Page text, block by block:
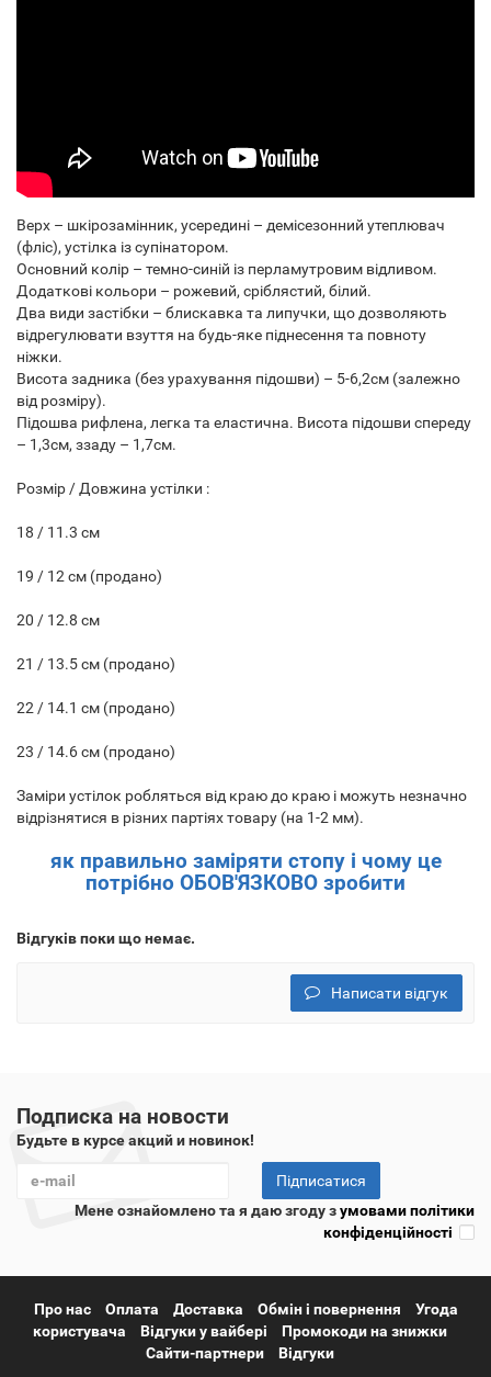
Верх – шкірозамінник, усередині – демісезонний утеплювач
(фліс), устілка із супінатором.
Основний колір – темно-синій із перламутровим відливом.
Додаткові кольори – рожевий, сріблястий, білий.
Два види застібки – блискавка та липучки, що дозволяють
відрегулювати взуття на будь-яке піднесення та повноту
ніжки.
Висота задника (без урахування підошви) – 5-6,2см (залежно
від розміру).
Підошва рифлена, легка та еластична. Висота підошви спереду
– 1,3см, ззаду – 1,7см.
Розмір / Довжина устілки :
18 / 11.3 см
19 / 12 см (продано)
20 / 12.8 см
21 / 13.5 см (продано)
22 / 14.1 см (продано)
23 / 14.6 см (продано)
Заміри устілок робляться від краю до краю і можуть незначно
відрізнятися в різних партіях товару (на 1-2 мм).
як правильно заміряти стопу і чому це
потрібно ОБОВ'ЯЗКОВО зробити
Відгуків поки що немає.
Написати відгук
Подписка на новости
Будьте в курсе акций и новинок!
Підписатися
Мене ознайомлено та я даю згоду зумовами політики
конфіденційності
Про нас Оплата Доставка Обмін і повернення
Угода
користувача
Відгуки у вайбері
Промокоди на знижки
Сайти-партнери
Відгуки